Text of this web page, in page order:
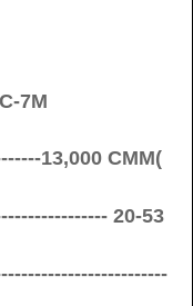
7M
13,000 CMM(
20-53